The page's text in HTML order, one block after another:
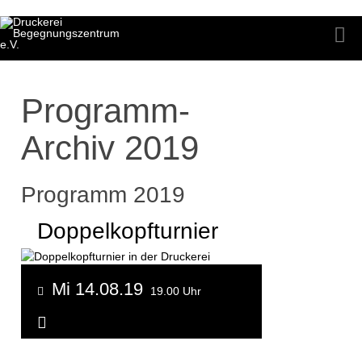
Programm-
Archiv 2019
Programm 2019
Doppelkopfturnier
Mi 14.08.19 19.00 Uhr